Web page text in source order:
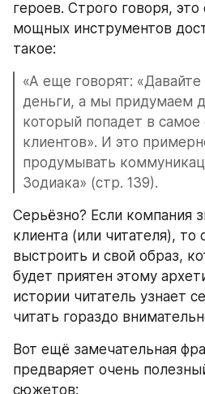
героев. Строго говоря,
мощных инструментов
такое:
«А еще говорят:
деньги, а мы придумаем
который попадет в
клиентов». И это
продумывать
Зодиака» (стр. 139).
Серьёзно? Если компания
клиента (или читателя), то
выстроить и свой образ,
будет приятен этому
истории читатель узнает
читать гораздо
Вот ещё замечательная
предваряет очень
сюжетов: